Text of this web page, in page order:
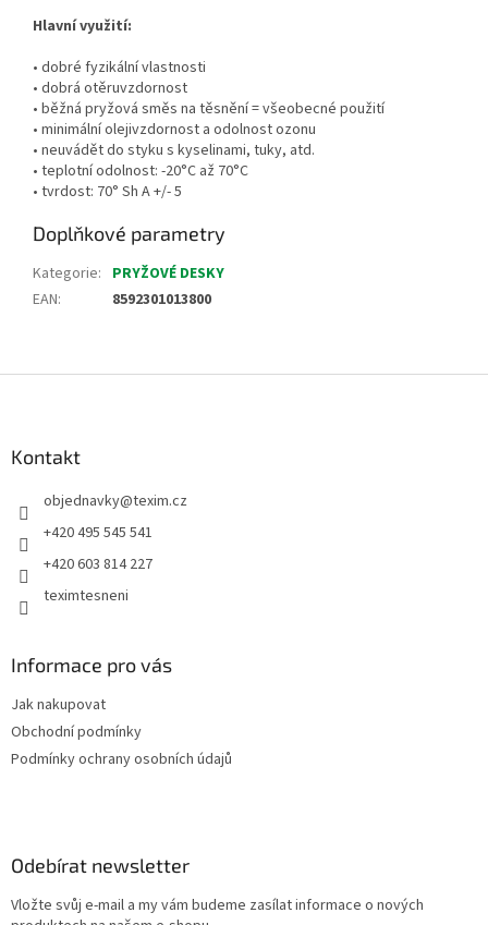
Hlavní využití:
• dobré fyzikální vlastnosti
• dobrá otěruvzdornost
• běžná pryžová směs na těsnění = všeobecné použití
• minimální olejivzdornost a odolnost ozonu
• neuvádět do styku s kyselinami, tuky, atd.
• teplotní odolnost: -20°C až 70°C
• tvrdost: 70° Sh A +/- 5
Doplňkové parametry
Kategorie: PRYŽOVÉ DESKY
EAN: 8592301013800
Kontakt
objednavky@texim.cz
+420 495 545 541
+420 603 814 227
teximtesneni
Informace pro vás
Jak nakupovat
Obchodní podmínky
Podmínky ochrany osobních údajů
Odebírat newsletter
Vložte svůj e-mail a my vám budeme zasílat informace o nových